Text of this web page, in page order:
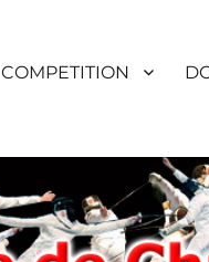
COMPETITION